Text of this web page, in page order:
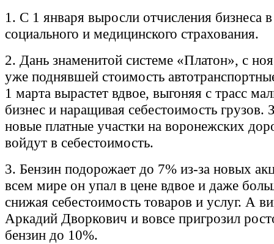
1. С 1 января выросли отчисления бизнеса
социального и медицинского страхования.
2. Дань знаменитой системе «Платон», с
уже поднявшей стоимость
1 марта вырастет вдвое, выгоняя с трасс
бизнес и наращивая себестоимость грузов.
новые платные участки на воронежских
войдут в себестоимость.
3. Бензин подорожает до 7% из-за новых
всем мире он упал в цене вдвое и даже
снижая себестоимость товаров и услуг. А
Аркадий Дворкович и вовсе пригрозил
бензин до 10%.